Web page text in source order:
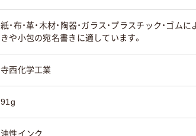
110g
紙・布・革・木材・陶器・ガラス・プラスチック・
きや小包の宛名書きに適しています。
寺西化学工業
91g
油性インク